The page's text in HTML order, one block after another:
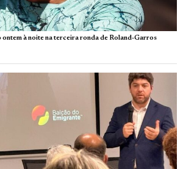
ontem à noite na terceira ronda de Roland-Garros